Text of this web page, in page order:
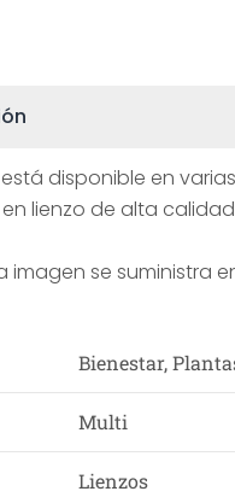
disponible en
lienzo de alta
imagen se suministra
Bienestar,
Multi
Lienzos